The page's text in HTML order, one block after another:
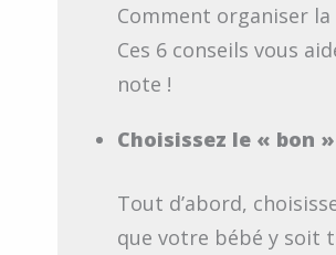
Comment organiser
Ces 6 conseils vous
note !
Choisissez le « bon
Tout d’abord,
que votre bébé y soit